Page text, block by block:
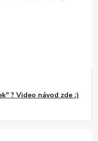
? Video návod zde :)